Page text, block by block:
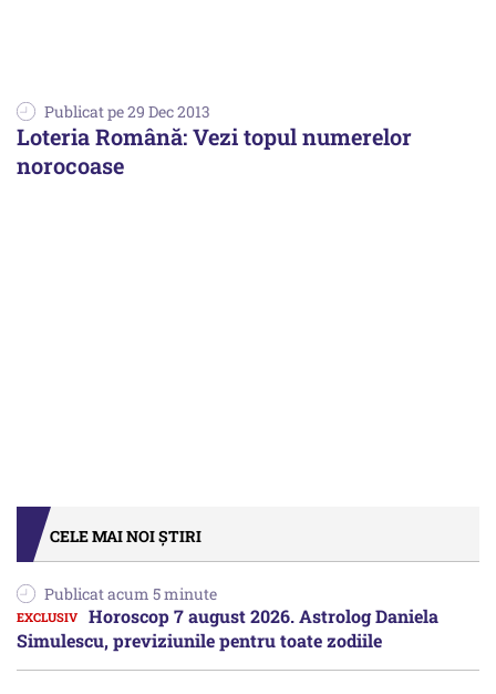
Publicat pe 29 Dec 2013
Loteria Română: Vezi topul numerelor
norocoase
CELE MAI NOI ȘTIRI
Publicat acum 5 minute
Horoscop 7 august 2026. Astrolog Daniela
Simulescu, previziunile pentru toate zodiile